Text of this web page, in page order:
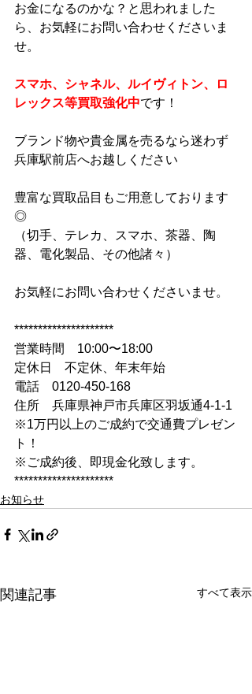
お金になるのかな？と思われました
ら、お気軽にお問い合わせくださいま
せ。
スマホ、シャネル、ルイヴィトン、ロ
レックス等買取強化中です！
ブランド物や貴金属を売るなら迷わず
兵庫駅前店へお越しください
豊富な買取品目もご用意しております
◎
（切手、テレカ、スマホ、茶器、陶
器、電化製品、その他諸々）
お気軽にお問い合わせくださいませ。
*********************
営業時間　10:00〜18:00
定休日　不定休、年末年始
電話　0120-450-168
住所　兵庫県神戸市兵庫区羽坂通4-1-1
※1万円以上のご成約で交通費プレゼン
ト！
※ご成約後、即現金化致します。
*********************
お知らせ
関連記事 すべて表示